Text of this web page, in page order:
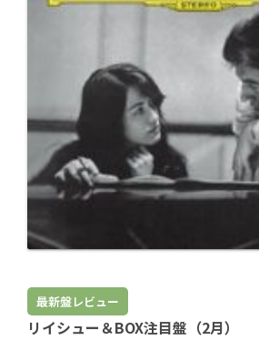
最新盤レビュー
リイシュー＆BOX注目盤（2月）